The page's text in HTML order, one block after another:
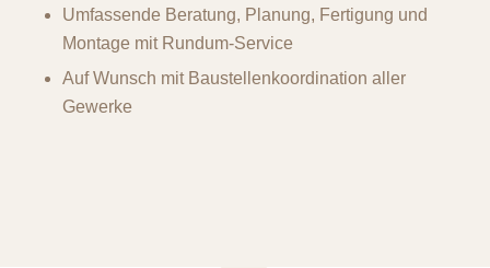
Umfassende Beratung, Planung, Fertigung und
Montage mit Rundum-Service
Auf Wunsch mit Baustellenkoordination aller
Gewerke